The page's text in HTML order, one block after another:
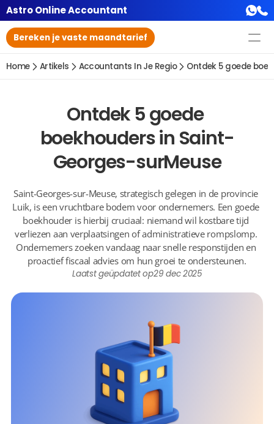
Astro Online Accountant
Bereken je vaste maandtarief
Home Artikels Accountants In Je Regio Ontdek 5 goede
Ontdek 5 goede
boekhouders in Saint-
Georges-surMeuse
Saint-Georges-sur-Meuse, strategisch gelegen in de provincie
Luik, is een vruchtbare bodem voor ondernemers. Een goede
boekhouder is hierbij cruciaal: niemand wil kostbare tijd
verliezen aan verplaatsingen of administratieve rompslomp.
Ondernemers zoeken vandaag naar snelle responstijden en
proactief fiscaal advies om hun groei te ondersteunen.
Laatst geüpdatet op29 dec 2025